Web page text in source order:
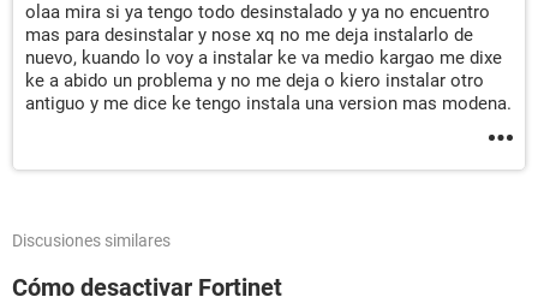
olaa mira si ya tengo todo desinstalado y ya no encuentro
mas para desinstalar y nose xq no me deja instalarlo de
nuevo, kuando lo voy a instalar ke va medio kargao me dixe
ke a abido un problema y no me deja o kiero instalar otro
antiguo y me dice ke tengo instala una version mas modena.
Discusiones similares
Cómo desactivar Fortinet